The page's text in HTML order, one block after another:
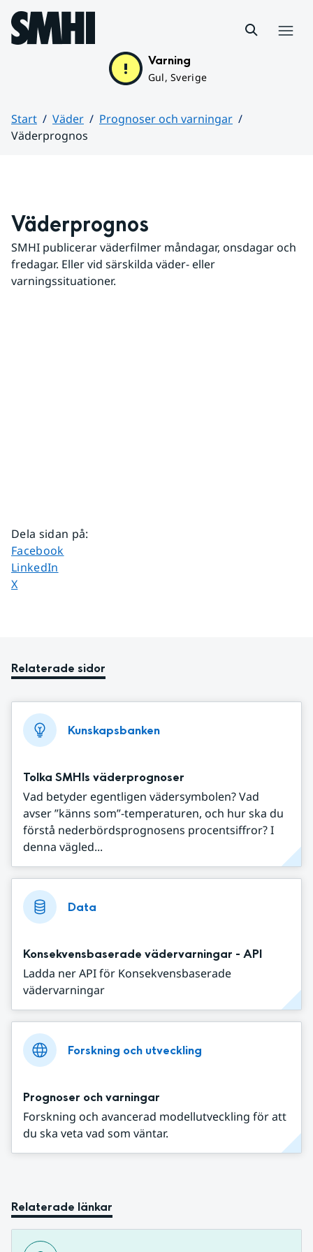
Hoppa till sidans innehåll
Varning
Gul, Sverige
Start Väder
Prognoser och varningar
Väderprognos
Väderprognos
SMHI publicerar väderfilmer måndagar, onsdagar och
fredagar. Eller vid särskilda väder- eller
varningssituationer.
Dela sidan på:
Dela sidan på
Facebook
Dela sidan på
LinkedIn
Dela sidan på
X
Relaterade sidor
Kunskapsbanken
Tolka SMHIs väderprognoser
Vad betyder egentligen vädersymbolen? Vad
avser ”känns som”-temperaturen, och hur ska du
förstå nederbördsprognosens procentsiffror? I
denna vägled...
Data
Konsekvensbaserade vädervarningar - API
Ladda ner API för Konsekvensbaserade
vädervarningar
Forskning och utveckling
Prognoser och varningar
Forskning och avancerad modellutveckling för att
du ska veta vad som väntar.
Relaterade länkar